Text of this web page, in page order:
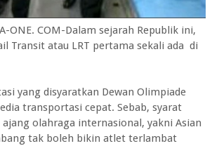
ONE. COM-Dalam sejarah Republik ini,
Transit atau LRT pertama sekali ada di
yang disyaratkan Dewan Olimpiade
transportasi cepat. Sebab, syarat
olahraga internasional, yakni Asian
tak boleh bikin atlet terlambat